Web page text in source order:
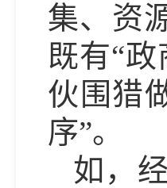
集、资
既有“
伙围猎
序”。
如，